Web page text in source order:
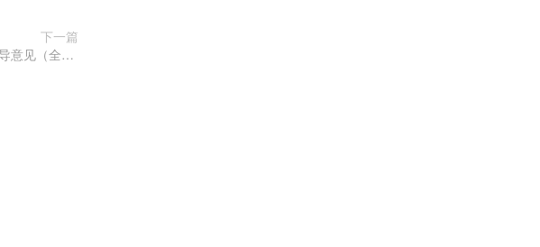
下一篇
国务院关于全面推进“人工智能+”行动的指导意见（全文解读 + 官方释义 + 一图速览 + 专家分析）